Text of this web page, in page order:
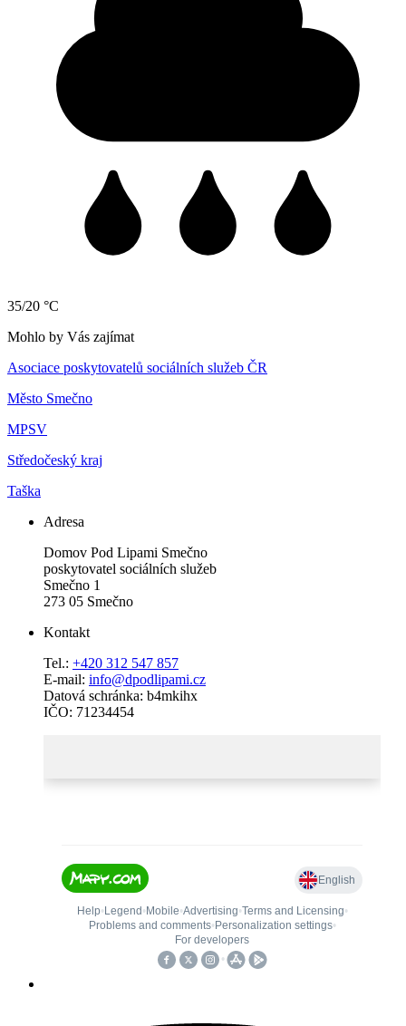
35/20 °C
Mohlo by Vás zajímat
Asociace poskytovatelů sociálních služeb ČR
Město Smečno
MPSV
Středočeský kraj
Taška
Adresa
Domov Pod Lipami Smečno
poskytovatel sociálních služeb
Smečno 1
273 05 Smečno
Kontakt
Tel.: +420 312 547 857
E-mail: info@dpodlipami.cz
Datová schránka: b4mkihx
IČO: 71234454